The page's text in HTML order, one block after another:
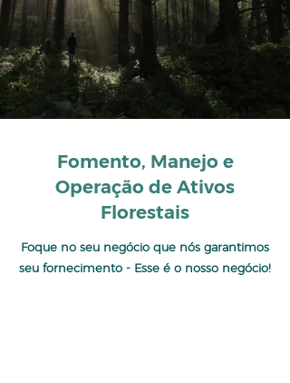
Fomento, Manejo e
Operação de Ativos
Florestais
Foque no seu negócio que nós garantimos
seu fornecimento - Esse é o nosso negócio!